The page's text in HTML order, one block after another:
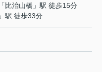
「 比治山橋 」駅 徒歩15分
」駅 徒歩33分